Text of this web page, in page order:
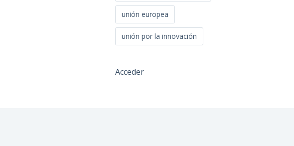
unión europea
unión por la innovación
Acceder